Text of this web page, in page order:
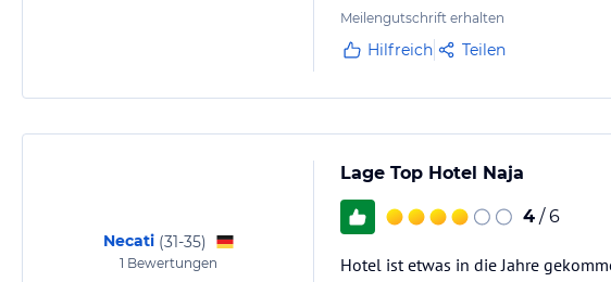
Meilengutschrift erhalten
Hilfreich Teilen
Necati (31-35)
1 Bewertungen
Lage Top Hotel Naja
4 / 6
Hotel ist etwas in die Jahre